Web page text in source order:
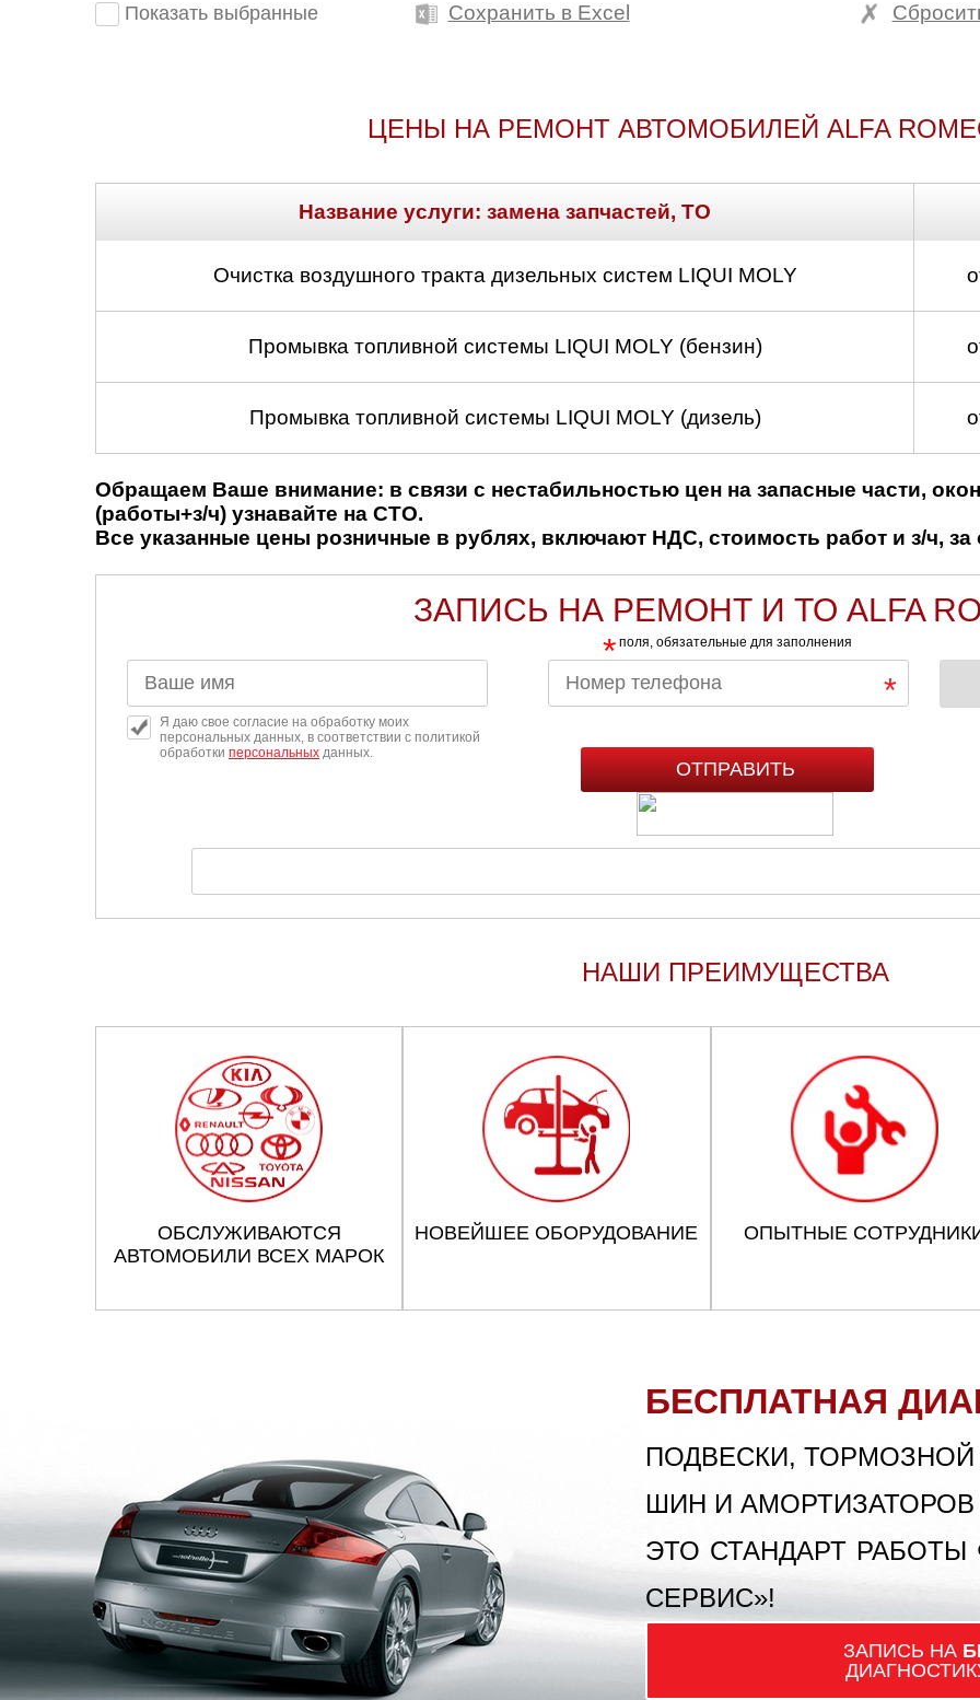
Показать выбранные Сохранить в Excel
ЦЕНЫ НА РЕМОНТ АВТОМОБИЛЕЙ ALFA
Название услуги: замена запчастей, ТО
Очистка воздушного тракта дизельных систем LIQUI MOLY
Промывка топливной системы LIQUI MOLY (бензин)
Промывка топливной системы LIQUI MOLY (дизель)
Обращаем Ваше внимание: в связи с нестабильностью цен на запасные части,
(работы+з/ч) узнавайте на СТО.
Все указанные цены розничные в рублях, включают НДС, стоимость работ и з/ч, за
ЗАПИСЬ НА РЕМОНТ И ТО ALFA
* поля, обязательные для заполнения
Я даю свое согласие на обработку моих
персональных данных, в соответствии с политикой
обработки персональных данных.
НАШИ ПРЕИМУЩЕСТВА
ОБСЛУЖИВАЮТСЯ
АВТОМОБИЛИ ВСЕХ МАРОК
НОВЕЙШЕЕ ОБОРУДОВАНИЕ ОПЫТНЫЕ
БЕСПЛАТНАЯ
ПОДВЕСКИ,
ШИН И АМОРТИЗАТОРОВ
ЭТО СТАНДАРТ
СЕРВИС»!
ЗАПИСЬ НА